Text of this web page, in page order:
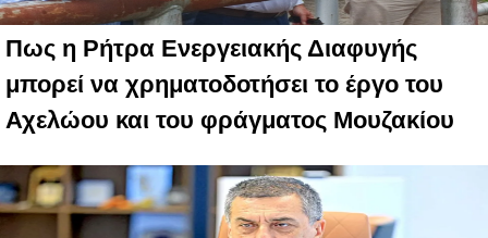
Πως η Ρήτρα Ενεργειακής Διαφυγής
μπορεί να χρηματοδοτήσει το έργο του
Αχελώου και του φράγματος Μουζακίου